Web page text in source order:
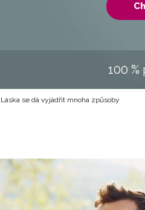
100
Láska se dá vyjádřit mnoha způsoby